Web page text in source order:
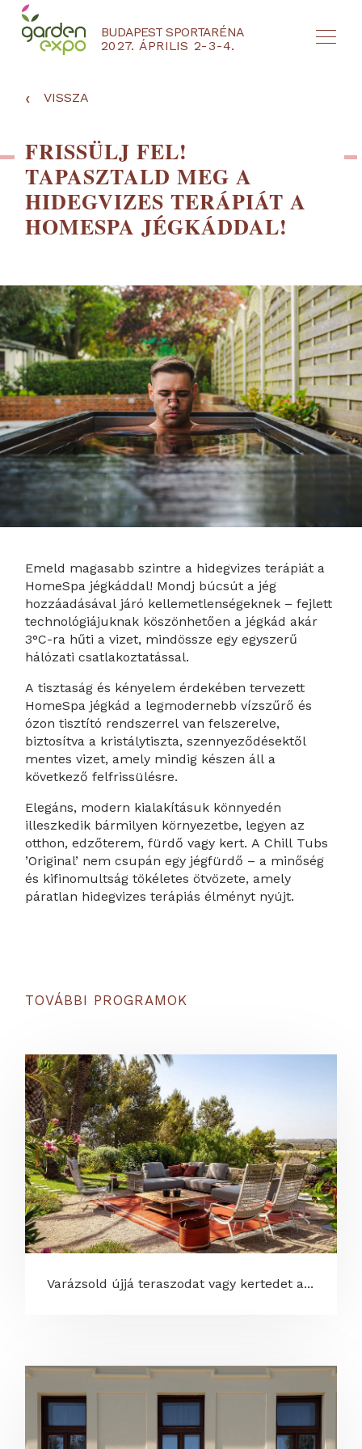
BUDAPEST SPORTARÉNA
2027. ÁPRILIS 2-3-4.
NYEREMÉNYJÁTÉK / REGISZTRÁCIÓ
‹ VISSZA
FRISSÜLJ FEL!
TAPASZTALD MEG A
HIDEGVIZES TERÁPIÁT A
HOMESPA JÉGKÁDDAL!
Emeld magasabb szintre a hidegvizes terápiát a
HomeSpa jégkáddal! Mondj búcsút a jég
hozzáadásával járó kellemetlenségeknek – fejlett
technológiájuknak köszönhetően a jégkád akár
3°C-ra hűti a vizet, mindössze egy egyszerű
hálózati csatlakoztatással.
A tisztaság és kényelem érdekében tervezett
HomeSpa jégkád a legmodernebb vízszűrő és
ózon tisztító rendszerrel van felszerelve,
biztosítva a kristálytiszta, szennyeződésektől
mentes vizet, amely mindig készen áll a
következő felfrissülésre.
Elegáns, modern kialakításuk könnyedén
illeszkedik bármilyen környezetbe, legyen az
otthon, edzőterem, fürdő vagy kert. A Chill Tubs
’Original’ nem csupán egy jégfürdő – a minőség
és kifinomultság tökéletes ötvözete, amely
páratlan hidegvizes terápiás élményt nyújt.
TOVÁBBI PROGRAMOK
Varázsold újjá teraszodat vagy kertedet a...